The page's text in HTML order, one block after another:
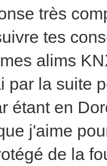
très
tes
alims
par la suite
étant en
j'aime
de la